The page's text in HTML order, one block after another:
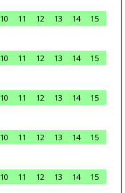
10 11 12 13 14
15
10 11 12 13 14
15
10 11 12 13 14
15
10 11 12 13 14
15
10 11 12 13 14
15